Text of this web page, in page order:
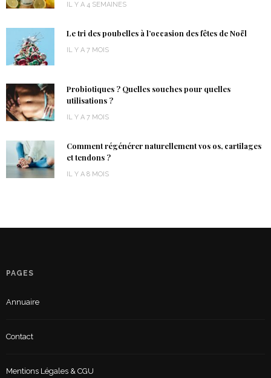
IL Y A 4 SEMAINES
Le tri des poubelles à l’occasion des fêtes de Noël
IL Y A 7 MOIS
Probiotiques ? Quelles souches pour quelles
utilisations ?
IL Y A 7 MOIS
Comment régénérer naturellement vos os, cartilages
et tendons ?
IL Y A 8 MOIS
PAGES
Annuaire
Contact
Mentions Légales & CGU